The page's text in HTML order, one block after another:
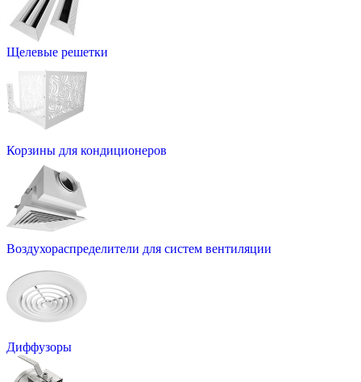
Щелевые решетки
Корзины для кондиционеров
Воздухораспределители для систем вентиляции
Диффузоры